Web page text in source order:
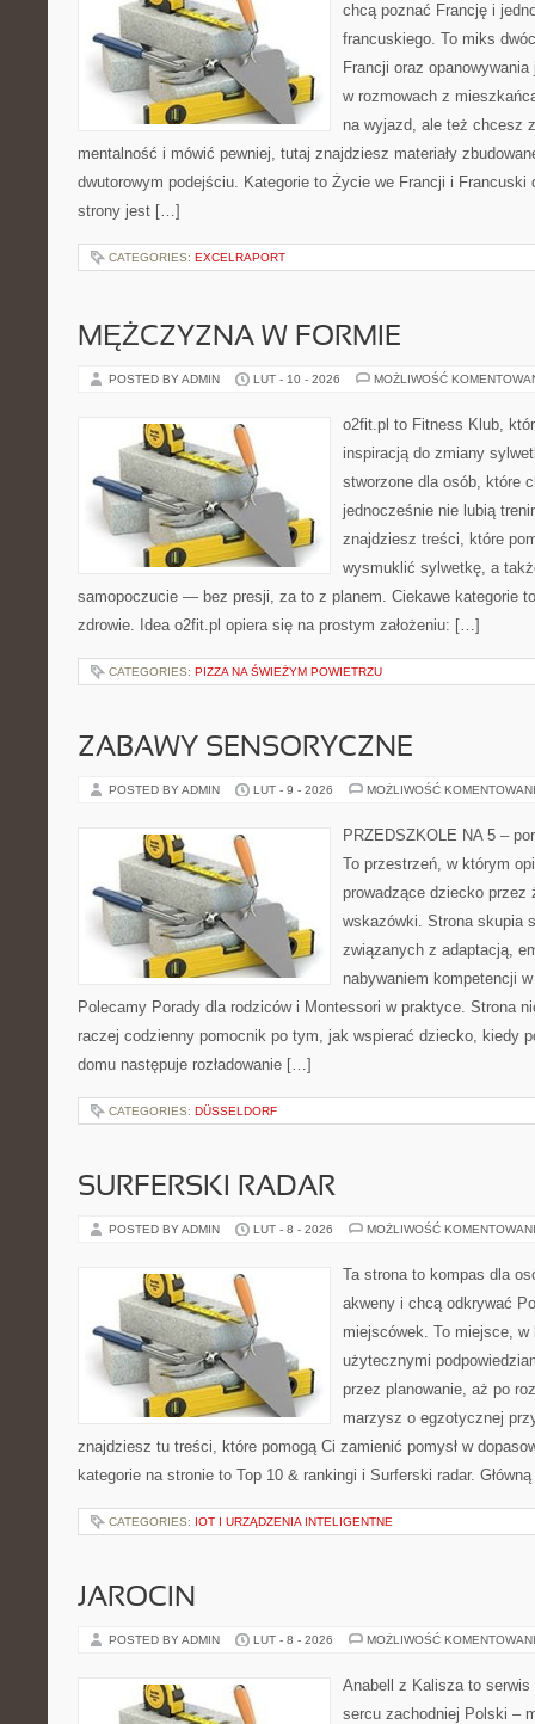
chcą poznać Francję i
francuskiego. To miks
Francji oraz
w rozmowach z
na wyjazd, ale też chcesz
mentalność i mówić pewniej, tutaj znajdziesz materiały
dwutorowym podejściu. Kategorie to Życie we Francji i Francuski
strony jest […]
CATEGORIES: EXCELRAPORT
MĘŻCZYZNA W FORMIE
POSTED BY ADMIN LUT - 10 - 2026 MOŻLIWOŚĆ
o2fit.pl to Fitness Klub,
inspiracją do zmiany
stworzone dla osób, które
jednocześnie nie lubią
znajdziesz treści, które
wysmuklić sylwetkę, a
samopoczucie — bez presji, za to z planem. Ciekawe kategorie
zdrowie. Idea o2fit.pl opiera się na prostym założeniu: […]
CATEGORIES: PIZZA NA ŚWIEŻYM POWIETRZU
ZABAWY SENSORYCZNE
POSTED BY ADMIN LUT - 9 - 2026 MOŻLIWOŚĆ
PRZEDSZKOLE NA 5 –
To przestrzeń, w którym
prowadzące dziecko przez
wskazówki. Strona skupia
związanych z adaptacją,
nabywaniem kompetencji
Polecamy Porady dla rodziców i Montessori w praktyce. Strona
raczej codzienny pomocnik po tym, jak wspierać dziecko, kiedy
domu następuje rozładowanie […]
CATEGORIES: DÜSSELDORF
SURFERSKI RADAR
POSTED BY ADMIN LUT - 8 - 2026 MOŻLIWOŚĆ
Ta strona to kompas dla
akweny i chcą odkrywać
miejscówek. To miejsce,
użytecznymi
przez planowanie, aż po
marzysz o egzotycznej
znajdziesz tu treści, które pomogą Ci zamienić pomysł w
kategorie na stronie to Top 10 & rankingi i Surferski radar.
CATEGORIES: IOT I URZĄDZENIA INTELIGENTNE
JAROCIN
POSTED BY ADMIN LUT - 8 - 2026 MOŻLIWOŚĆ
Anabell z Kalisza to
sercu zachodniej Polski –